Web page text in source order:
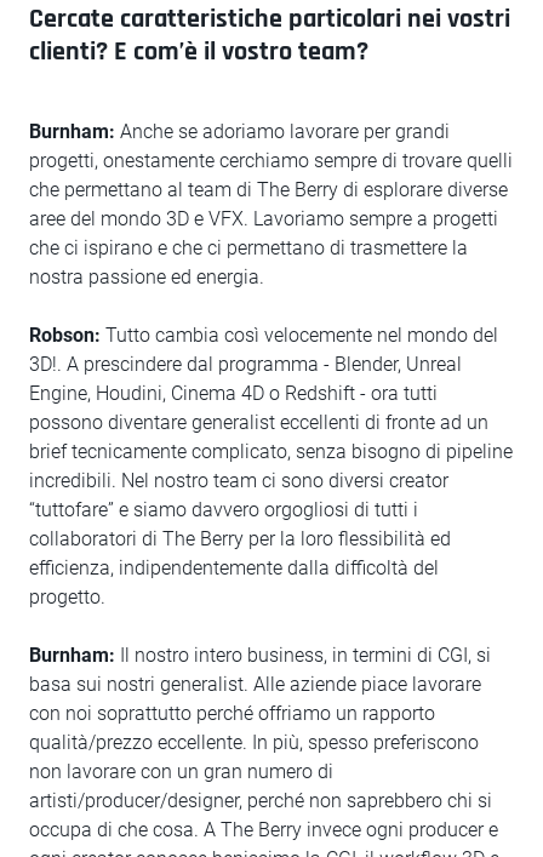
Cercate caratteristiche particolari nei vostri
clienti? E com’è il vostro team?
Burnham: Anche se adoriamo lavorare per grandi
progetti, onestamente cerchiamo sempre di trovare quelli
che permettano al team di The Berry di esplorare diverse
aree del mondo 3D e VFX. Lavoriamo sempre a progetti
che ci ispirano e che ci permettano di trasmettere la
nostra passione ed energia.
Robson: Tutto cambia così velocemente nel mondo del
3D!. A prescindere dal programma - Blender, Unreal
Engine, Houdini, Cinema 4D o Redshift - ora tutti
possono diventare generalist eccellenti di fronte ad un
brief tecnicamente complicato, senza bisogno di pipeline
incredibili. Nel nostro team ci sono diversi creator
“tuttofare” e siamo davvero orgogliosi di tutti i
collaboratori di The Berry per la loro flessibilità ed
efficienza, indipendentemente dalla difficoltà del
progetto.
Burnham: Il nostro intero business, in termini di CGI, si
basa sui nostri generalist. Alle aziende piace lavorare
con noi soprattutto perché offriamo un rapporto
qualità/prezzo eccellente. In più, spesso preferiscono
non lavorare con un gran numero di
artisti/producer/designer, perché non saprebbero chi si
occupa di che cosa. A The Berry invece ogni producer e